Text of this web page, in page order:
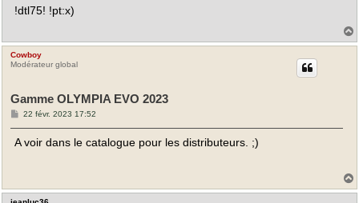
!dtl75! !pt:x)
Cowboy
Modérateur global
Gamme OLYMPIA EVO 2023
M
s
22 févr. 2023 17:52
A voir dans le catalogue pour les distributeurs. ;)